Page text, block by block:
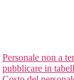
Personale non a
pubblicare in